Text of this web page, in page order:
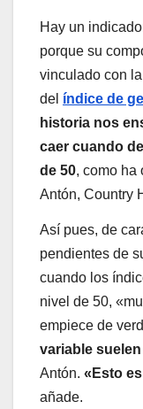
Hay un
porque su
vinculado con
del índice de
historia nos
caer cuando
de 50, como ha
Antón, Country
Así pues, de
pendientes de
cuando los
nivel de 50,
empiece de
variable
Antón. «Esto
añade.